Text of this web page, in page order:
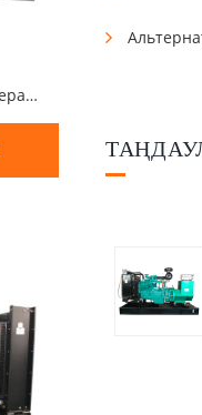
100 кВт 125 кВА Камминс генераторы